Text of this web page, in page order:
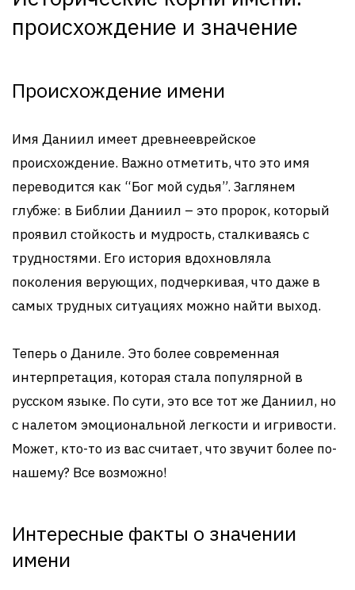
происхождение и значение
Происхождение имени
Имя Даниил имеет древнееврейское
происхождение. Важно отметить, что это имя
переводится как “Бог мой судья”. Заглянем
глубже: в Библии Даниил – это пророк, который
проявил стойкость и мудрость, сталкиваясь с
трудностями. Его история вдохновляла
поколения верующих, подчеркивая, что даже в
самых трудных ситуациях можно найти выход.
Теперь о Даниле. Это более современная
интерпретация, которая стала популярной в
русском языке. По сути, это все тот же Даниил, но
с налетом эмоциональной легкости и игривости.
Может, кто-то из вас считает, что звучит более по-
нашему? Все возможно!
Интересные факты о значении
имени